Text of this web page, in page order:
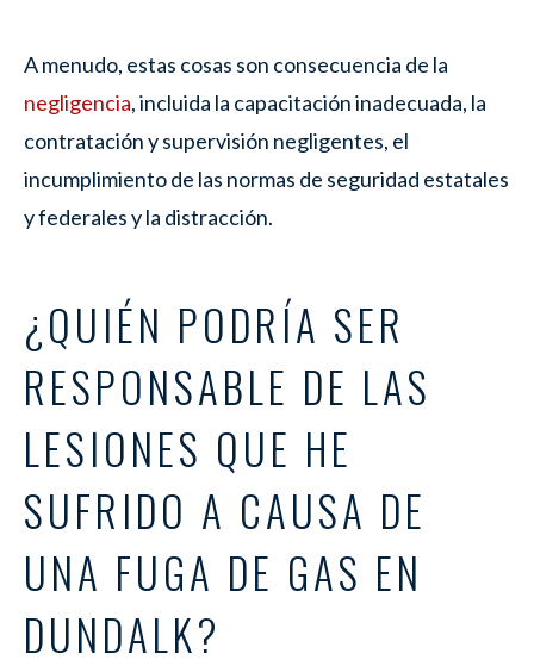
A menudo, estas cosas son consecuencia de la
negligencia, incluida la capacitación inadecuada, la
contratación y supervisión negligentes, el
incumplimiento de las normas de seguridad estatales
y federales y la distracción.
¿QUIÉN PODRÍA SER
RESPONSABLE DE LAS
LESIONES QUE HE
SUFRIDO A CAUSA DE
UNA FUGA DE GAS EN
DUNDALK?